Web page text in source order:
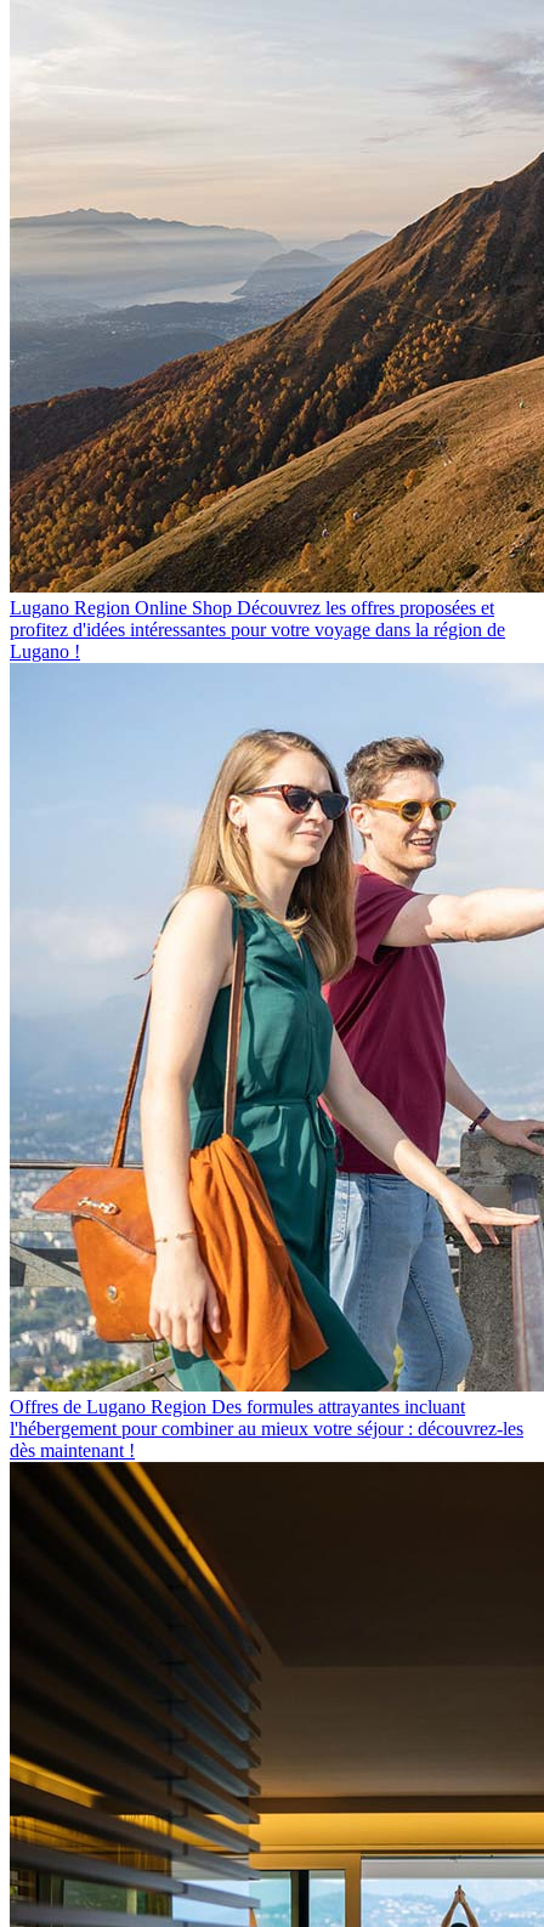
Lugano Region Online Shop Découvrez les offres proposées et
profitez d'idées intéressantes pour votre voyage dans la région de
Lugano !
Offres de Lugano Region Des formules attrayantes incluant
l'hébergement pour combiner au mieux votre séjour : découvrez-les
dès maintenant !